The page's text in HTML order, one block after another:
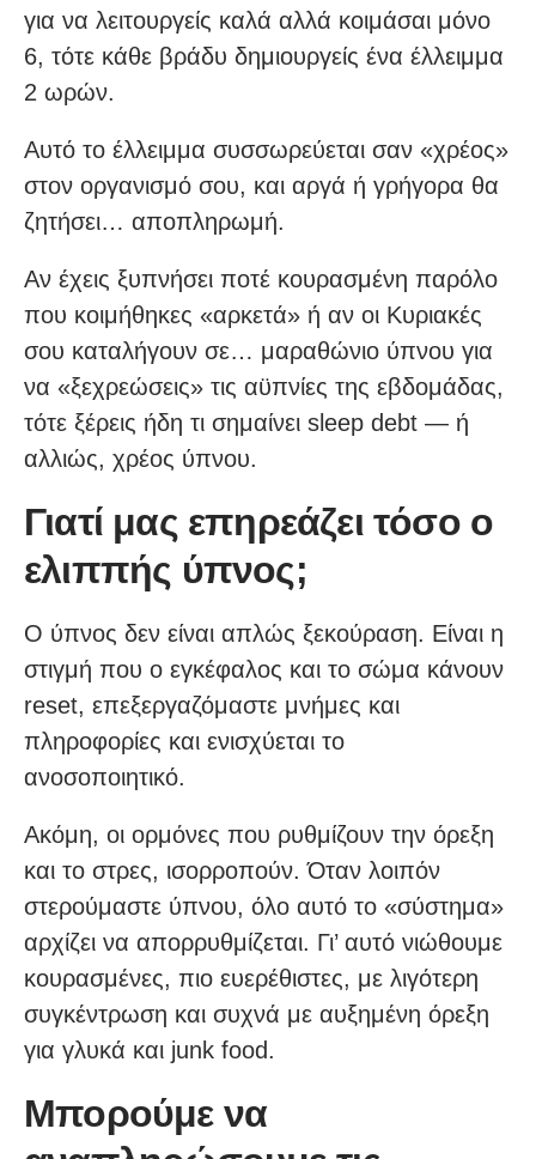
για να λειτουργείς καλά αλλά κοιμάσαι μόνο
6, τότε κάθε βράδυ δημιουργείς ένα έλλειμμα
2 ωρών.
Αυτό το έλλειμμα συσσωρεύεται σαν «χρέος»
στον οργανισμό σου, και αργά ή γρήγορα θα
ζητήσει… αποπληρωμή.
Αν έχεις ξυπνήσει ποτέ κουρασμένη παρόλο
που κοιμήθηκες «αρκετά» ή αν οι Κυριακές
σου καταλήγουν σε… μαραθώνιο ύπνου για
να «ξεχρεώσεις» τις αϋπνίες της εβδομάδας,
τότε ξέρεις ήδη τι σημαίνει sleep debt — ή
αλλιώς, χρέος ύπνου.
Γιατί μας επηρεάζει τόσο o
ελιππής ύπνος;
Ο ύπνος δεν είναι απλώς ξεκούραση. Είναι η
στιγμή που ο εγκέφαλος και το σώμα κάνουν
reset, επεξεργαζόμαστε μνήμες και
πληροφορίες και ενισχύεται το
ανοσοποιητικό.
Ακόμη, οι ορμόνες που ρυθμίζουν την όρεξη
και το στρες, ισορροπούν. Όταν λοιπόν
στερούμαστε ύπνου, όλο αυτό το «σύστημα»
αρχίζει να απορρυθμίζεται. Γι’ αυτό νιώθουμε
κουρασμένες, πιο ευερέθιστες, με λιγότερη
συγκέντρωση και συχνά με αυξημένη όρεξη
για γλυκά και junk food.
Μπορούμε να